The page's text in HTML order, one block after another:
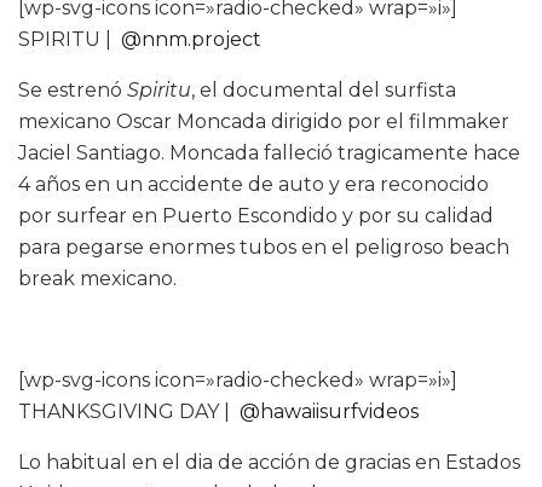
[wp-svg-icons icon=»radio-checked» wrap=»i»]
SPIRITU | @nnm.project
Se estrenó Spiritu, el documental del surfista
mexicano Oscar Moncada dirigido por el filmmaker
Jaciel Santiago. Moncada falleció tragicamente hace
4 años en un accidente de auto y era reconocido
por surfear en Puerto Escondido y por su calidad
para pegarse enormes tubos en el peligroso beach
break mexicano.
[wp-svg-icons icon=»radio-checked» wrap=»i»]
THANKSGIVING DAY | @hawaiisurfvideos
Lo habitual en el dia de acción de gracias en Estados